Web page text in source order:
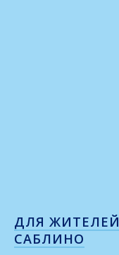
ДЛЯ ЖИТЕЛЕЙ
САБЛИНО